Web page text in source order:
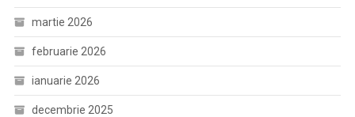
martie 2026
februarie 2026
ianuarie 2026
decembrie 2025